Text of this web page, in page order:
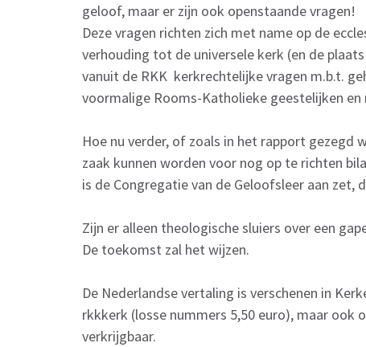
geloof, maar er zijn ook openstaande vragen!
Deze vragen richten zich met name op de
verhouding tot de universele kerk (en de
vanuit de RKK kerkrechtelijke vragen m.b.t.
voormalige Rooms-Katholieke geestelijken
Hoe nu verder, of zoals in het rapport gezegd
zaak kunnen worden voor nog op te richten
is de Congregatie van de Geloofsleer aan
Zijn er alleen theologische sluiers over een
De toekomst zal het wijzen.
De Nederlandse vertaling is verschenen in
rkkkerk (losse nummers 5,50 euro), maar ook
verkrijgbaar.